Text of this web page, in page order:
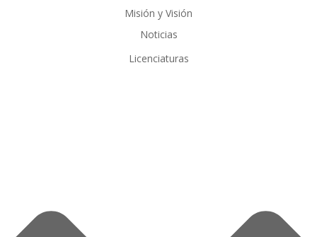
Misión y Visión
Noticias
Licenciaturas